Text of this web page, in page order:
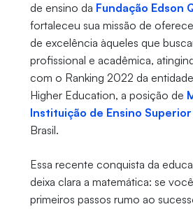
de ensino da Fundação Edson
fortaleceu sua missão de
de excelência àqueles que
profissional e acadêmica,
com o Ranking 2022 da
Higher Education, a posição de
Instituição de Ensino Superior
Brasil.
Essa recente conquista da
deixa clara a matemática: se
primeiros passos rumo ao